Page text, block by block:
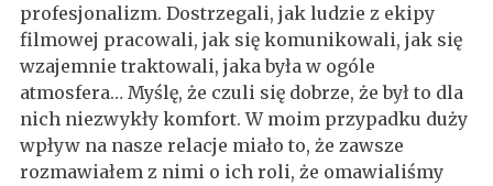
profesjonalizm. Dostrzegali, jak ludzie z ekipy
filmowej pracowali, jak się komunikowali, jak się
wzajemnie traktowali, jaka była w ogóle
atmosfera… Myślę, że czuli się dobrze, że był to dla
nich niezwykły komfort. W moim przypadku duży
wpływ na nasze relacje miało to, że zawsze
rozmawiałem z nimi o ich roli, że omawialiśmy